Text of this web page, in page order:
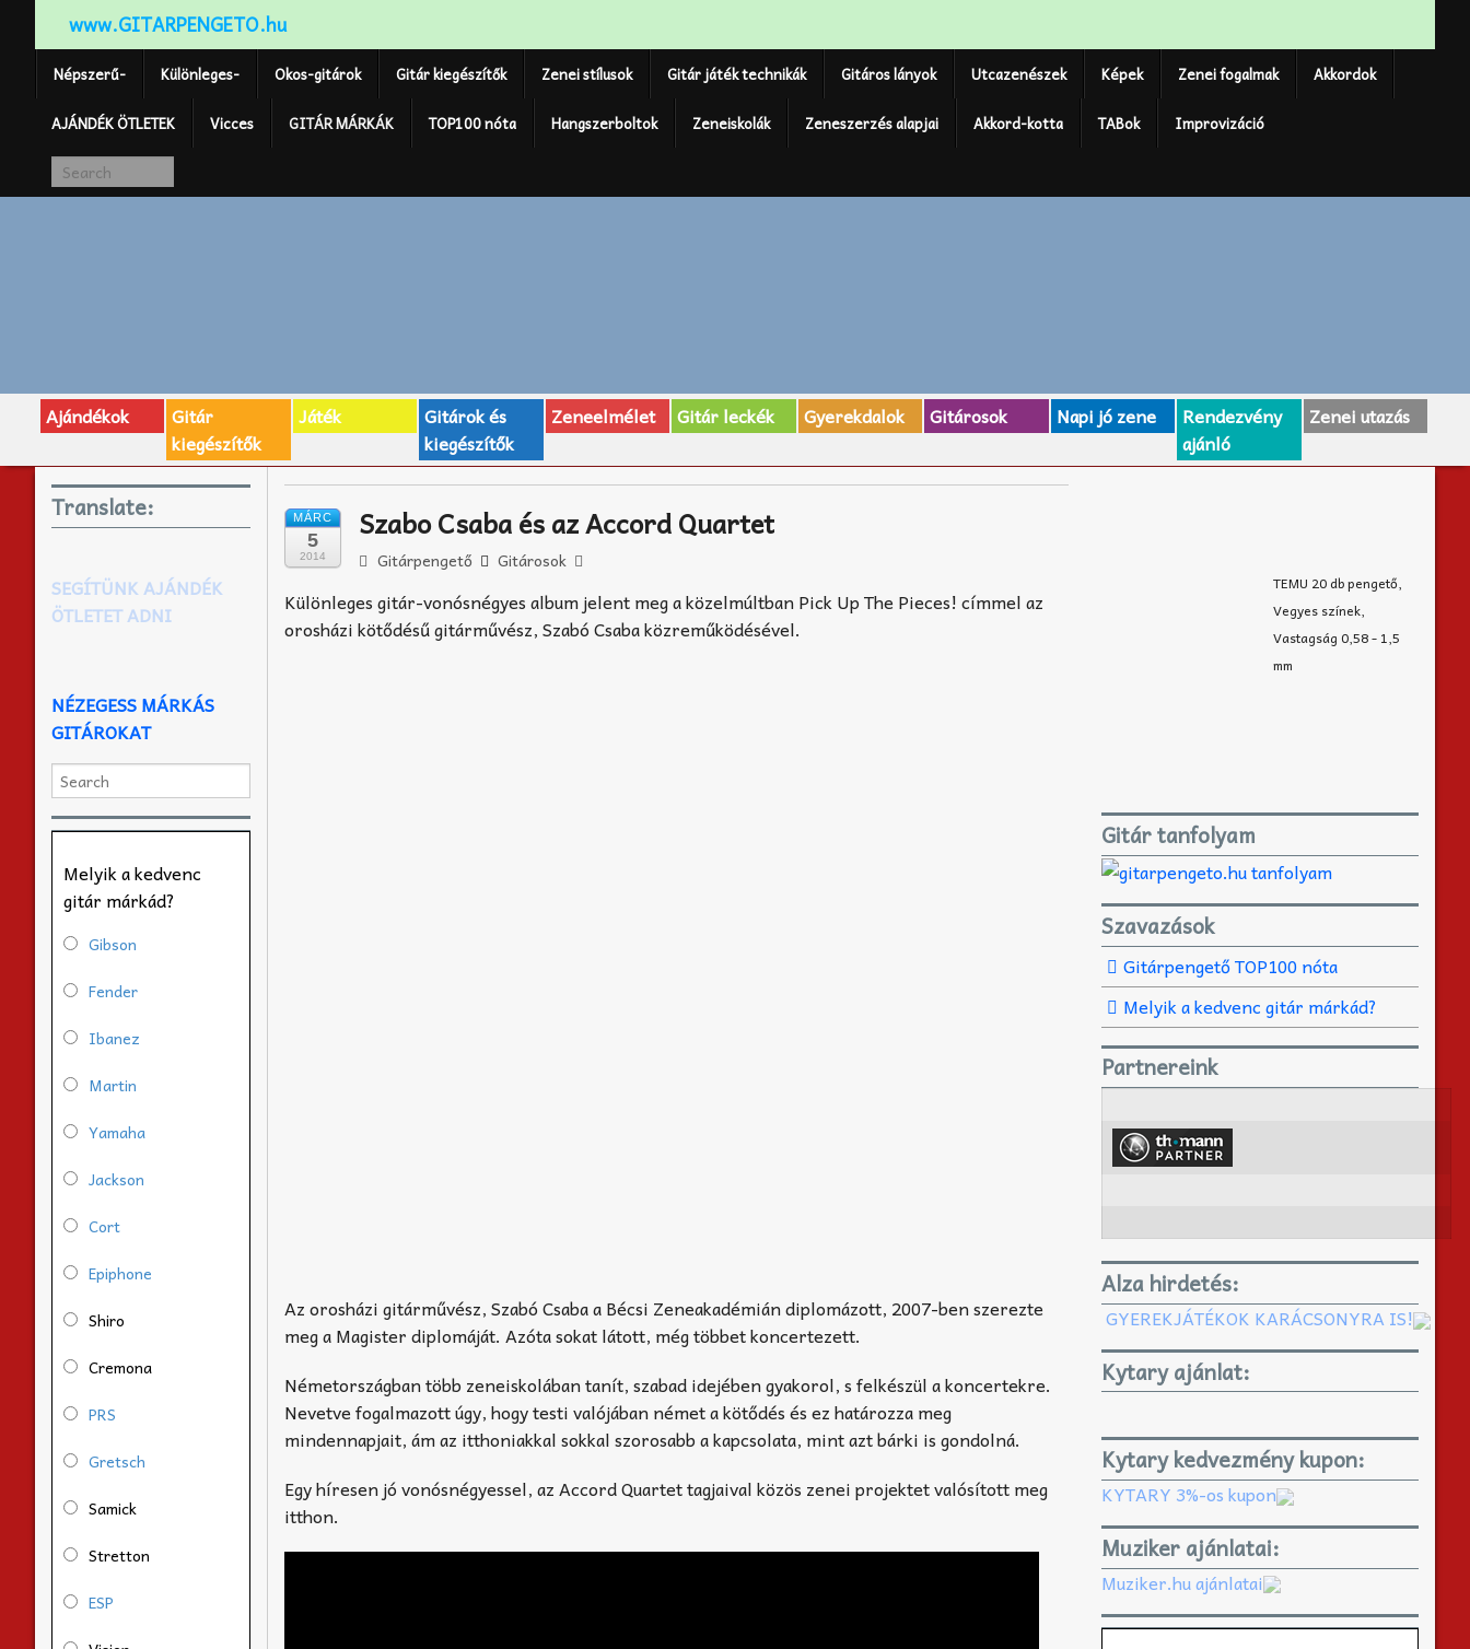
www.GITARPENGETO.hu
Népszerű- Különleges- Okos-gitárok Gitár kiegészítők Zenei stílusok Gitár játék technikák Gitáros lányok Utcazenészek Képek Zenei fogalmak Akkordok
AJÁNDÉK ÖTLETEK Vicces GITÁR MÁRKÁK TOP100 nóta Hangszerboltok Zeneiskolák Zeneszerzés alapjai Akkord-kotta TABok Improvizáció
Ajándékok
Gitár
kiegészítők
Játék
Gitárok és
kiegészítők
Zeneelmélet Gitár leckék Gyerekdalok Gitárosok Napi jó zene
Rendezvény
ajánló
Zenei utazás
MÁRC
5
2014
Szabo Csaba és az Accord Quartet
Gitárpengető Gitárosok
Különleges gitár-vonósnégyes album jelent meg a közelmúltban Pick Up The Pieces! címmel az
orosházi kötődésű gitárművész, Szabó Csaba közreműködésével.
Az orosházi gitárművész, Szabó Csaba a Bécsi Zeneakadémián diplomázott, 2007-ben szerezte
meg a Magister diplomáját. Azóta sokat látott, még többet koncertezett.
Németországban több zeneiskolában tanít, szabad idejében gyakorol, s felkészül a koncertekre.
Nevetve fogalmazott úgy, hogy testi valójában német a kötődés és ez határozza meg
mindennapjait, ám az itthoniakkal sokkal szorosabb a kapcsolata, mint azt bárki is gondolná.
Egy híresen jó vonósnégyessel, az Accord Quartet tagjaival közös zenei projektet valósított meg
itthon.
Translate:
SEGÍTÜNK AJÁNDÉK
ÖTLETET ADNI
NÉZEGESS MÁRKÁS
GITÁROKAT
Melyik a kedvenc
gitár márkád?
Gibson
Fender
Ibanez
Martin
Yamaha
Jackson
Cort
Epiphone
Shiro
Cremona
PRS
Gretsch
Samick
Stretton
ESP
TEMU 20 db pengető,
Vegyes színek,
Vastagság 0,58 - 1,5
mm
Gitár tanfolyam
Szavazások
Gitárpengető TOP100 nóta
Melyik a kedvenc gitár márkád?
Partnereink
Alza hirdetés:
GYEREKJÁTÉKOK KARÁCSONYRA IS!
Kytary ajánlat:
Kytary kedvezmény kupon:
KYTARY 3%-os kupon
Muziker ajánlatai:
Muziker.hu ajánlatai